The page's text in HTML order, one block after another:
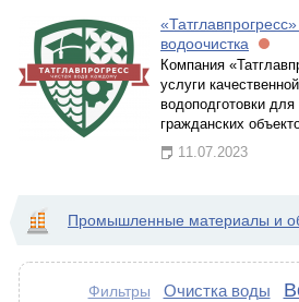
водоочистка
Компания
услуги
водоподготовки
гражданских
11.07.2023
Промышленные материалы и
Фильтры Очистка воды